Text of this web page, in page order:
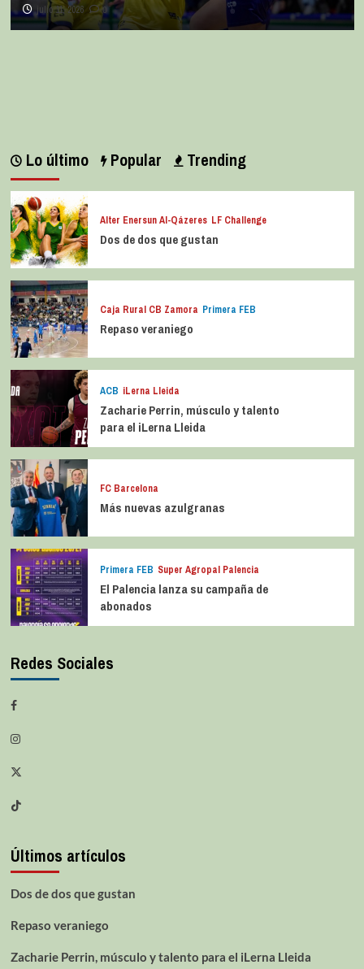
julio 11, 2026 0
Lo último Popular Trending
Alter Enersun Al-Qázeres LF Challenge
Dos de dos que gustan
Caja Rural CB Zamora Primera FEB
Repaso veraniego
ACB iLerna Lleida
Zacharie Perrin, músculo y talento
para el iLerna Lleida
FC Barcelona
Más nuevas azulgranas
Primera FEB Super Agropal Palencia
El Palencia lanza su campaña de
abonados
Redes Sociales
Últimos artículos
Dos de dos que gustan
Repaso veraniego
Zacharie Perrin, músculo y talento para el iLerna Lleida